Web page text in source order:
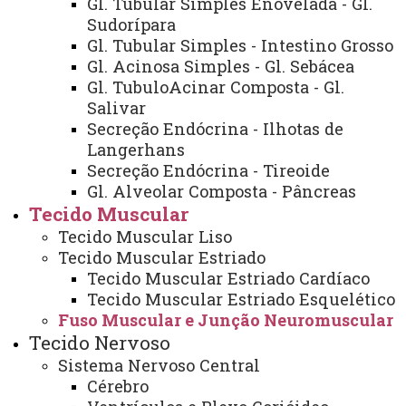
Sudorípara
Gl. Tubular Simples - Intestino Grosso
Gl. Acinosa Simples - Gl. Sebácea
Gl. TubuloAcinar Composta - Gl.
Salivar
Secreção Endócrina - Ilhotas de
Langerhans
Secreção Endócrina - Tireoide
Gl. Alveolar Composta - Pâncreas
Tecido Muscular
Tecido Muscular Liso
Tecido Muscular Estriado
Tecido Muscular Estriado Cardíaco
Tecido Muscular Estriado Esquelético
Fuso Muscular e Junção Neuromuscular
Tecido Nervoso
Sistema Nervoso Central
Cérebro
terminal pós-sináptico, correspondente à membrana
sarcoplasmática, pela goteira sináptica. O axônio e
todas as fibras musculares que ele inerva formam uma
unidade motora.
Referências:
JUNQUEIRA, L. C.; CARNEIRO, J. Histologia
: texto e atlas. 12. ed. Rio de Janeiro: Guanabara
Koogan, 2013, 556 p.
DI FIORE, M. S. H.Atlas de histologia
de Janeiro: Guanabara Koogan, 2000. 229 p.
KIERSZENBAUM, B. L.Histologia e biologia
celular: uma introdução à patologia. 3. ed. Rio de
Janeiro: Elsevier, 2012. 720 p.